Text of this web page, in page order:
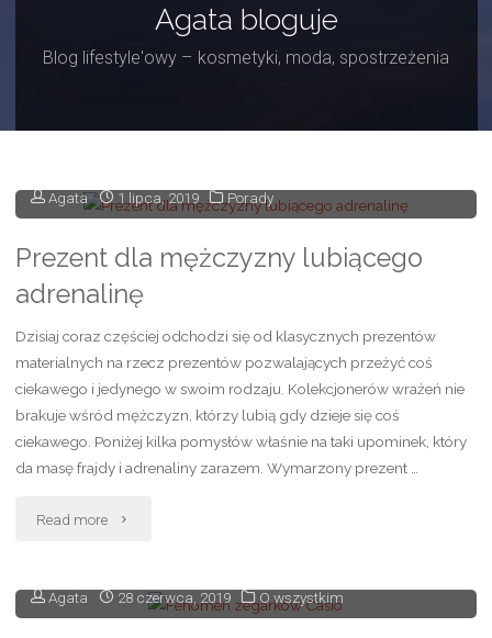
Agata bloguje
Blog lifestyle'owy – kosmetyki, moda, spostrzeżenia
Agata 1 lipca, 2019 Porady
Prezent dla mężczyzny lubiącego
adrenalinę
Dzisiaj coraz częściej odchodzi się od klasycznych prezentów
materialnych na rzecz prezentów pozwalających przeżyć coś
ciekawego i jedynego w swoim rodzaju. Kolekcjonerów wrażeń nie
brakuje wśród mężczyzn, którzy lubią gdy dzieje się coś
ciekawego. Poniżej kilka pomysłów właśnie na taki upominek, który
da masę frajdy i adrenaliny zarazem. Wymarzony prezent …
Read more "Prezent
mężczyzny
Agata 28 czerwca, 2019 O wszystkim